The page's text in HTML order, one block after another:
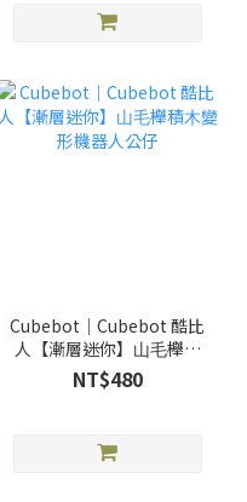
Cubebot｜Cubebot 酷比
⼈【漸層迷你】⼭⽑櫸積
⽊變形機器⼈公仔
NT$480